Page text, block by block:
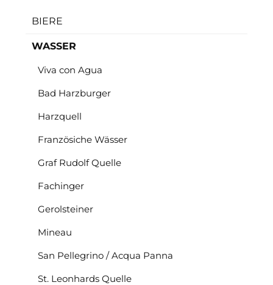
BIERE
WASSER
Viva con Agua
Bad Harzburger
Harzquell
Französiche Wässer
Graf Rudolf Quelle
Fachinger
Gerolsteiner
Mineau
San Pellegrino / Acqua Panna
St. Leonhards Quelle